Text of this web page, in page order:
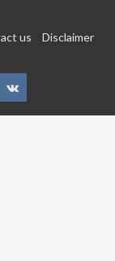
us
Disclaimer
VK